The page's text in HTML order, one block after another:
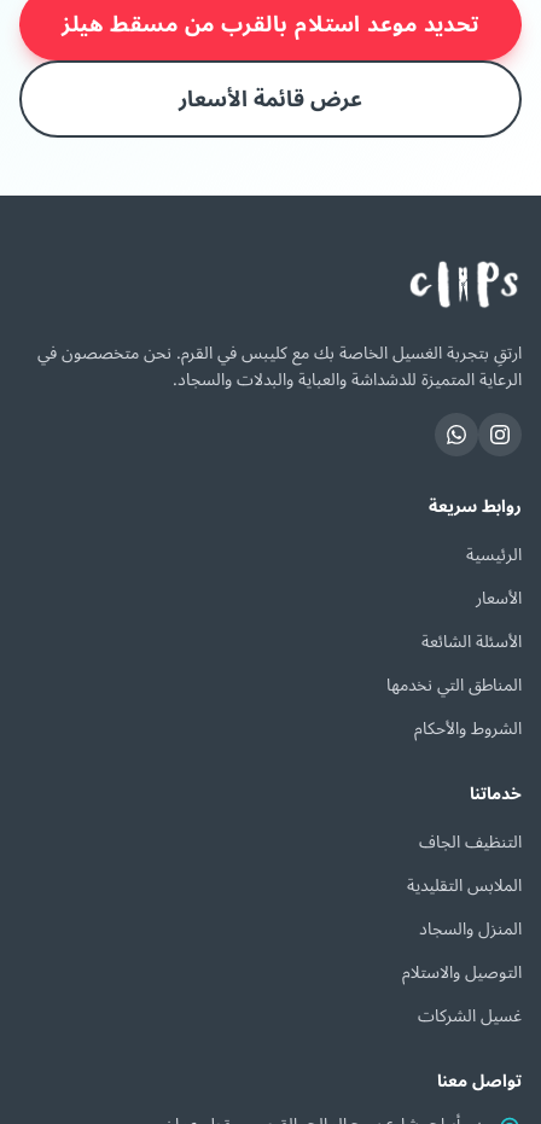
تحديد موعد استلام بالقرب من مسقط هيلز
عرض قائمة الأسعار
ارتقِ بتجربة الغسيل الخاصة بك مع كليبس في القرم. نحن متخصصون في
الرعاية المتميزة للدشداشة والعباية والبدلات والسجاد.
روابط سريعة
الرئيسية
الأسعار
الأسئلة الشائعة
المناطق التي نخدمها
الشروط والأحكام
خدماتنا
التنظيف الجاف
الملابس التقليدية
المنزل والسجاد
التوصيل والاستلام
غسيل الشركات
تواصل معنا